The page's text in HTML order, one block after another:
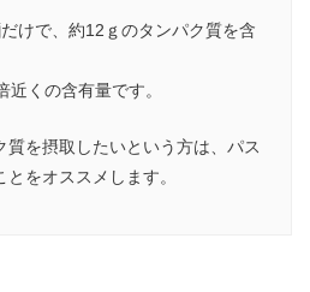
けで、約12ｇのタンパク質を含
近くの含有量です。
質を摂取したいという方は、パス
をオススメします。